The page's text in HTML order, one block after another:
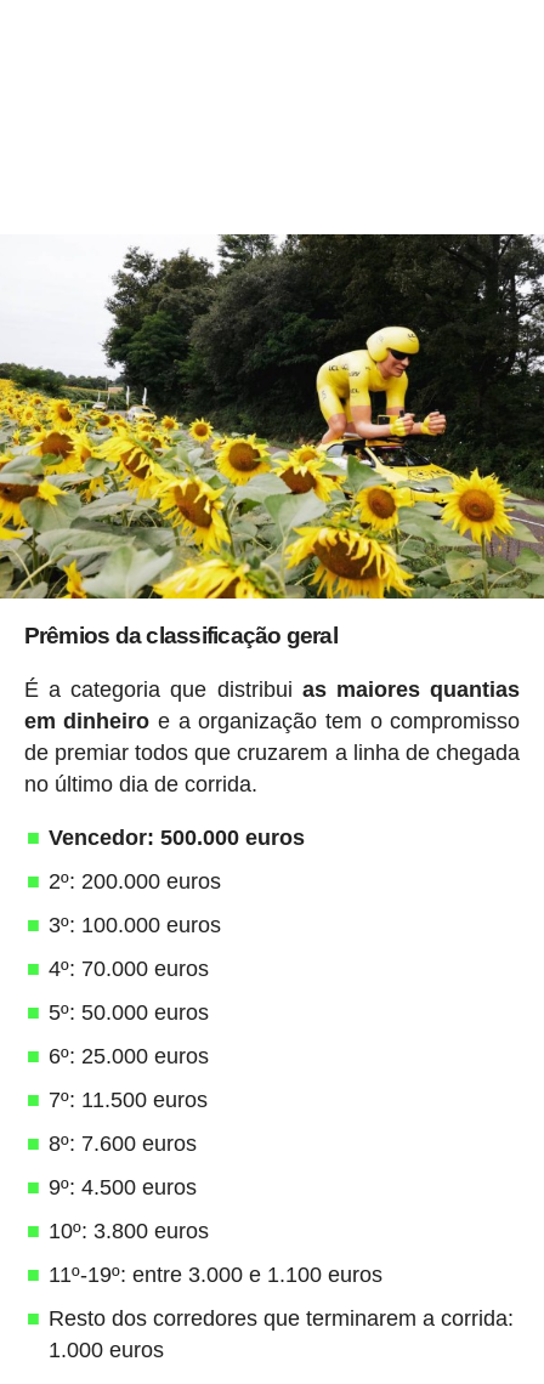
Prêmios da classificação geral
É a categoria que distribui as maiores quantias
em dinheiro e a organização tem o compromisso
de premiar todos que cruzarem a linha de chegada
no último dia de corrida.
Vencedor: 500.000 euros
2º: 200.000 euros
3º: 100.000 euros
4º: 70.000 euros
5º: 50.000 euros
6º: 25.000 euros
7º: 11.500 euros
8º: 7.600 euros
9º: 4.500 euros
10º: 3.800 euros
11º-19º: entre 3.000 e 1.100 euros
Resto dos corredores que terminarem a corrida:
1.000 euros